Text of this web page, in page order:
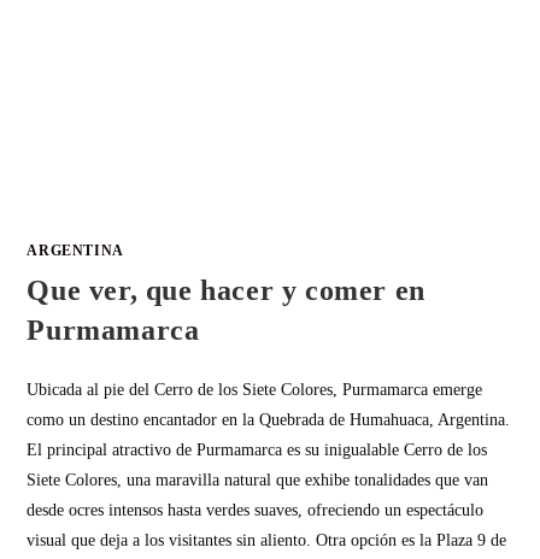
ARGENTINA
Que ver, que hacer y comer en
Purmamarca
Ubicada al pie del Cerro de los Siete Colores, Purmamarca emerge
como un destino encantador en la Quebrada de Humahuaca, Argentina.
El principal atractivo de Purmamarca es su inigualable Cerro de los
Siete Colores, una maravilla natural que exhibe tonalidades que van
desde ocres intensos hasta verdes suaves, ofreciendo un espectáculo
visual que deja a los visitantes sin aliento. Otra opción es la Plaza 9 de